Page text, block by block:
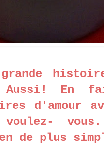
Aussi! En
d'amour
de plus